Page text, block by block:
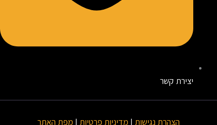
יצירת קשר
הצהרת נגישות| מדיניות פרטיות| מפת האתר